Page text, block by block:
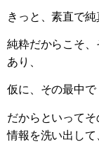
きっと、素直で純
純粋だからこそ
あり、
仮に、その最中で
だからといって
情報を洗い出し